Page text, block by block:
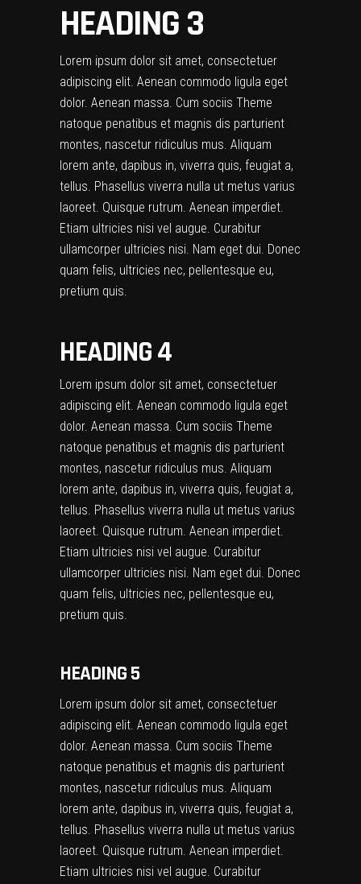
HEADING 3
Lorem ipsum dolor sit amet, consectetuer
adipiscing elit. Aenean commodo ligula eget
dolor. Aenean massa. Cum sociis Theme
natoque penatibus et magnis dis parturient
montes, nascetur ridiculus mus. Aliquam
lorem ante, dapibus in, viverra quis, feugiat a,
tellus. Phasellus viverra nulla ut metus varius
laoreet. Quisque rutrum. Aenean imperdiet.
Etiam ultricies nisi vel augue. Curabitur
ullamcorper ultricies nisi. Nam eget dui. Donec
quam felis, ultricies nec, pellentesque eu,
pretium quis.
HEADING 4
Lorem ipsum dolor sit amet, consectetuer
adipiscing elit. Aenean commodo ligula eget
dolor. Aenean massa. Cum sociis Theme
natoque penatibus et magnis dis parturient
montes, nascetur ridiculus mus. Aliquam
lorem ante, dapibus in, viverra quis, feugiat a,
tellus. Phasellus viverra nulla ut metus varius
laoreet. Quisque rutrum. Aenean imperdiet.
Etiam ultricies nisi vel augue. Curabitur
ullamcorper ultricies nisi. Nam eget dui. Donec
quam felis, ultricies nec, pellentesque eu,
pretium quis.
HEADING 5
Lorem ipsum dolor sit amet, consectetuer
adipiscing elit. Aenean commodo ligula eget
dolor. Aenean massa. Cum sociis Theme
natoque penatibus et magnis dis parturient
montes, nascetur ridiculus mus. Aliquam
lorem ante, dapibus in, viverra quis, feugiat a,
tellus. Phasellus viverra nulla ut metus varius
laoreet. Quisque rutrum. Aenean imperdiet.
Etiam ultricies nisi vel augue. Curabitur